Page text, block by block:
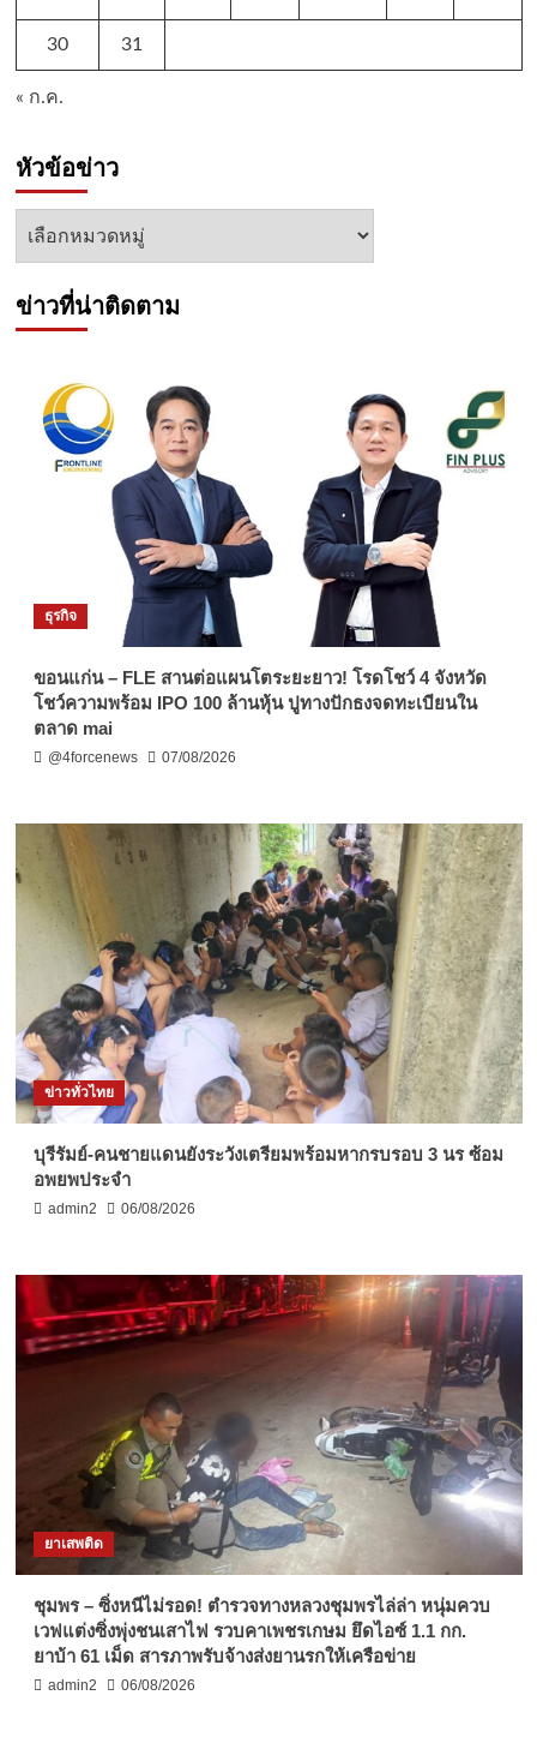
30 31
« ก.ค.
หัวข้อข่าว
หัวข้อ
ข่าวที่น่าติดตาม
ธุรกิจ
ขอนแก่น – FLE สานต่อแผนโตระยะยาว! โรดโชว์ 4 จังหวัด
โชว์ความพร้อม IPO 100 ล้านหุ้น ปูทางปักธงจดทะเบียนใน
ตลาด mai
@4forcenews 07/08/2026
ข่าวทั่วไทย
บุรีรัมย์-คนชายแดนยังระวังเตรียมพร้อมหากรบรอบ 3 นร ซ้อม
อพยพประจำ
admin2 06/08/2026
ยาเสพติด
ชุมพร – ซิ่งหนีไม่รอด! ตำรวจทางหลวงชุมพรไล่ล่า หนุ่มควบ
เวฟแต่งซิ่งพุ่งชนเสาไฟ รวบคาเพชรเกษม ยึดไอซ์ 1.1 กก.
ยาบ้า 61 เม็ด สารภาพรับจ้างส่งยานรกให้เครือข่าย
admin2 06/08/2026